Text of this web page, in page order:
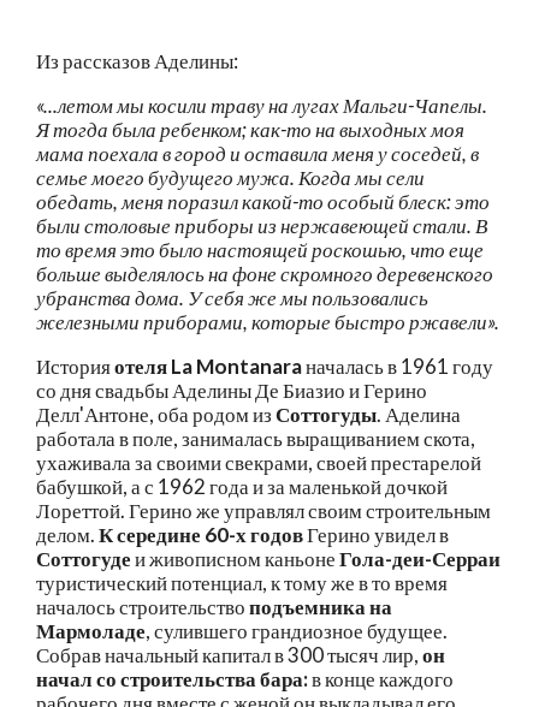
Из рассказов Аделины:
«...летом мы косили траву на лугах Мальги-Чапелы.
Я тогда была ребенком; как-то на выходных моя
мама поехала в город и оставила меня у соседей, в
семье моего будущего мужа. Когда мы сели
обедать, меня поразил какой-то особый блеск: это
были столовые приборы из нержавеющей стали. В
то время это было настоящей роскошью, что еще
больше выделялось на фоне скромного деревенского
убранства дома. У себя же мы пользовались
железными приборами, которые быстро ржавели».
Историяотеля La Montanaraначалась в 1961 году
со дня свадьбы Аделины Де Биазио и Герино
Делл'Антоне, оба родом изСоттогуды. Аделина
работала в поле, занималась выращиванием скота,
ухаживала за своими свекрами, своей престарелой
бабушкой, а с 1962 года и за маленькой дочкой
Лореттой. Герино же управлял своим строительным
делом.К середине 60-х годовГерино увидел в
Соттогудеи живописном каньонеГола-деи-Серраи
туристический потенциал, к тому же в то время
началось строительствоподъемника на
Мармоладе, сулившего грандиозное будущее.
Собрав начальный капитал в 300 тысяч лир,он
начал со строительства бара:в конце каждого